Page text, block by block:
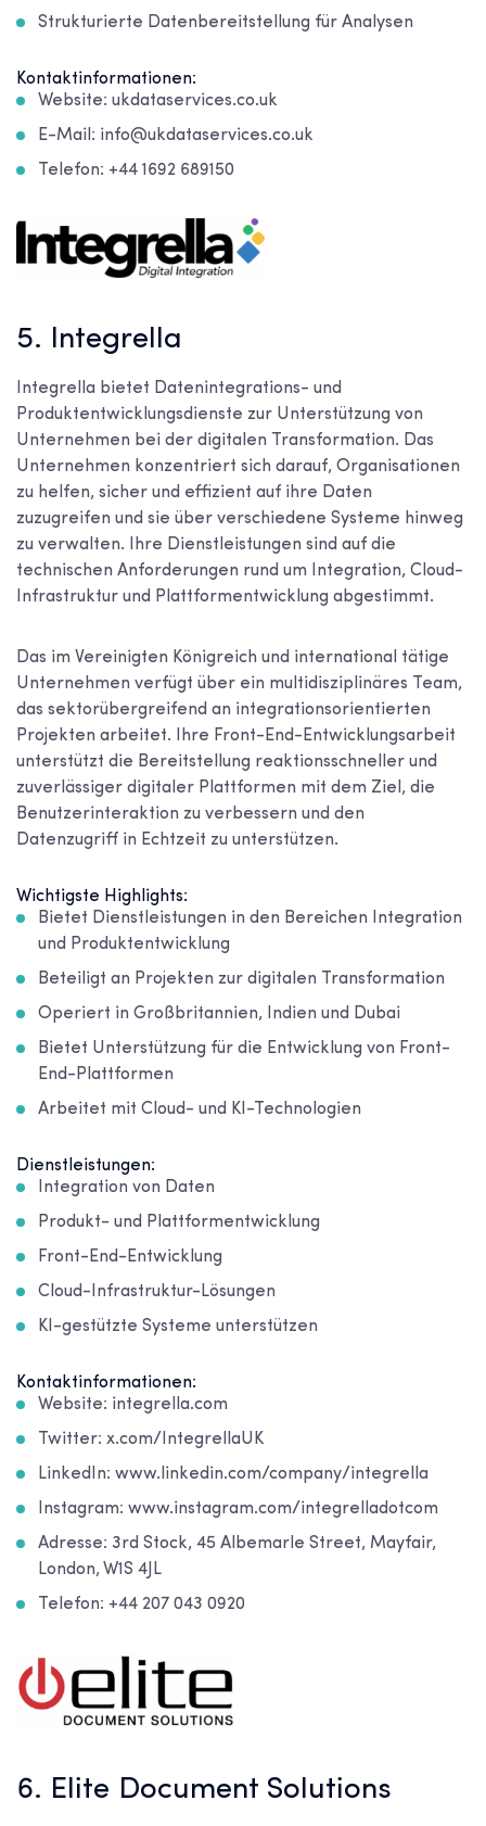
Strukturierte Datenbereitstellung für Analysen
Kontaktinformationen:
Website: ukdataservices.co.uk
E-Mail: info@ukdataservices.co.uk
Telefon: +44 1692 689150
5. Integrella
Integrella bietet Datenintegrations- und
Produktentwicklungsdienste zur Unterstützung von
Unternehmen bei der digitalen Transformation. Das
Unternehmen konzentriert sich darauf, Organisationen
zu helfen, sicher und effizient auf ihre Daten
zuzugreifen und sie über verschiedene Systeme hinweg
zu verwalten. Ihre Dienstleistungen sind auf die
technischen Anforderungen rund um Integration, Cloud-
Infrastruktur und Plattformentwicklung abgestimmt.
Das im Vereinigten Königreich und international tätige
Unternehmen verfügt über ein multidisziplinäres Team,
das sektorübergreifend an integrationsorientierten
Projekten arbeitet. Ihre Front-End-Entwicklungsarbeit
unterstützt die Bereitstellung reaktionsschneller und
zuverlässiger digitaler Plattformen mit dem Ziel, die
Benutzerinteraktion zu verbessern und den
Datenzugriff in Echtzeit zu unterstützen.
Wichtigste Highlights:
Bietet Dienstleistungen in den Bereichen Integration
und Produktentwicklung
Beteiligt an Projekten zur digitalen Transformation
Operiert in Großbritannien, Indien und Dubai
Bietet Unterstützung für die Entwicklung von Front-
End-Plattformen
Arbeitet mit Cloud- und KI-Technologien
Dienstleistungen:
Integration von Daten
Produkt- und Plattformentwicklung
Front-End-Entwicklung
Cloud-Infrastruktur-Lösungen
KI-gestützte Systeme unterstützen
Kontaktinformationen:
Website: integrella.com
Twitter: x.com/IntegrellaUK
LinkedIn: www.linkedin.com/company/integrella
Instagram: www.instagram.com/integrelladotcom
Adresse: 3rd Stock, 45 Albemarle Street, Mayfair,
London, W1S 4JL
Telefon: +44 207 043 0920
6. Elite Document Solutions